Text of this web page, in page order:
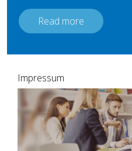
Read more
Impressum